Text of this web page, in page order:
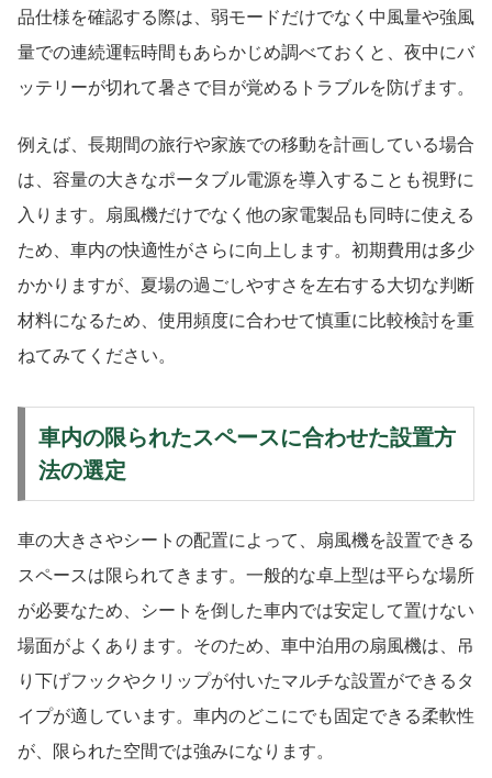
品仕様を確認する際は、弱モードだけでなく中風量や強風
量での連続運転時間もあらかじめ調べておくと、夜中にバ
ッテリーが切れて暑さで目が覚めるトラブルを防げます。
例えば、長期間の旅行や家族での移動を計画している場合
は、容量の大きなポータブル電源を導入することも視野に
入ります。扇風機だけでなく他の家電製品も同時に使える
ため、車内の快適性がさらに向上します。初期費用は多少
かかりますが、夏場の過ごしやすさを左右する大切な判断
材料になるため、使用頻度に合わせて慎重に比較検討を重
ねてみてください。
車内の限られたスペースに合わせた設置方
法の選定
車の大きさやシートの配置によって、扇風機を設置できる
スペースは限られてきます。一般的な卓上型は平らな場所
が必要なため、シートを倒した車内では安定して置けない
場面がよくあります。そのため、車中泊用の扇風機は、吊
り下げフックやクリップが付いたマルチな設置ができるタ
イプが適しています。車内のどこにでも固定できる柔軟性
が、限られた空間では強みになります。